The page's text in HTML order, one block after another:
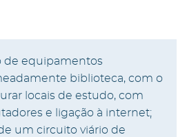
de equipamentos
biblioteca, com o
locais de estudo, com
e ligação à internet;
um circuito viário de